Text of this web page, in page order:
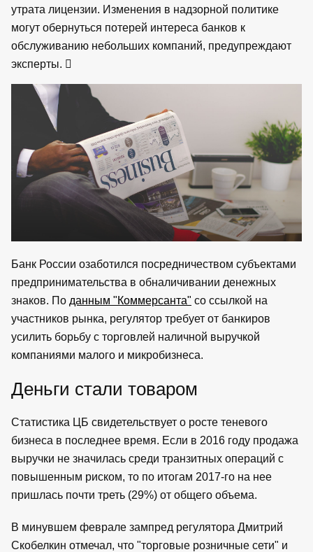
утрата лицензии. Изменения в надзорной политике
могут обернуться потерей интереса банков к
обслуживанию небольших компаний, предупреждают
эксперты.
Банк России озаботился посредничеством субъектами
предпринимательства в обналичивании денежных
знаков. По данным "Коммерсанта" со ссылкой на
участников рынка, регулятор требует от банкиров
усилить борьбу с торговлей наличной выручкой
компаниями малого и микробизнеса.
Деньги стали товаром
Статистика ЦБ свидетельствует о росте теневого
бизнеса в последнее время. Если в 2016 году продажа
выручки не значилась среди транзитных операций с
повышенным риском, то по итогам 2017-го на нее
пришлась почти треть (29%) от общего объема.
В минувшем феврале зампред регулятора Дмитрий
Скобелкин отмечал, что "торговые розничные сети" и